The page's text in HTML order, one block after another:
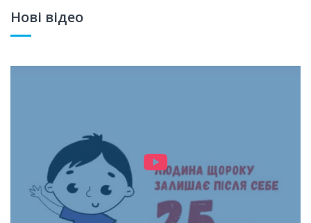
Нові відео